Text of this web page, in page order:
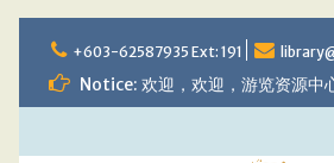
to
content
+603-62587935 Ext: 191
Notice: 欢迎，欢迎，游览资源中